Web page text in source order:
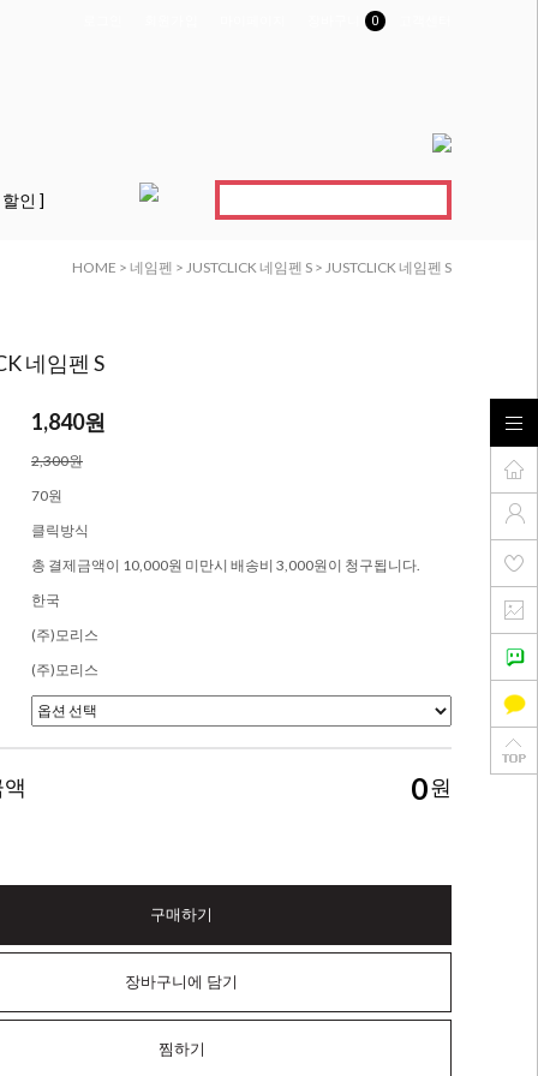
0
인 ]
HOME > 네임펜 > JUSTCLICK 네임펜 S > JUSTCLICK 네임펜 S
네임펜 S
1,840원
2,300원
70원
클릭방식
총 결제금액이 10,000원 미만시 배송비 3,000원이 청구됩니다.
한국
(주)모리스
(주)모리스
0원
구매하기
장바구니에 담기
찜하기